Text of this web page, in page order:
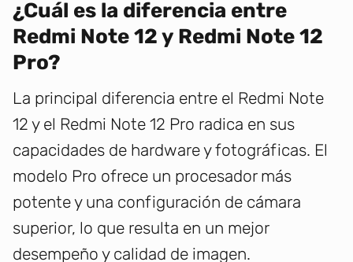
¿Cuál es la diferencia entre
Redmi Note 12 y Redmi Note 12
Pro?
La principal diferencia entre el Redmi Note
12 y el Redmi Note 12 Pro radica en sus
capacidades de hardware y fotográficas. El
modelo Pro ofrece un procesador más
potente y una configuración de cámara
superior, lo que resulta en un mejor
desempeño y calidad de imagen.